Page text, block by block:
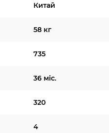
Китай
58 кг
735
36 міс.
320
4